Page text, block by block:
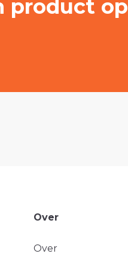
product op
Over
Over